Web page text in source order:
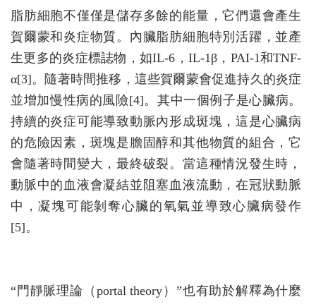
脂肪細胞不僅僅是儲存多餘的能量，它們還會產生
賀爾蒙和炎症物質。內臟脂肪細胞特別活躍，並產
生更多的炎症標誌物，如IL-6，IL-1β，PAI-1和TNF-
α[3]。隨著時間推移，這些賀爾蒙會促進持久的炎症
並增加慢性病的風險[4]。其中一個例子是心臟病。
持續的炎症可能導致動脈內形成斑塊，這是心臟病
的危險因素，斑塊是膽固醇和其他物質的組合，它
會隨著時間變大，最終破裂。當這種情況發生時，
動脈中的血液會凝結並阻塞血液流動，在冠狀動脈
中，凝塊可能剝奪心臟的氧氣並導致心臟病發作
[5]。
“門靜脈理論（portal theory）”也有助於解釋為什麼